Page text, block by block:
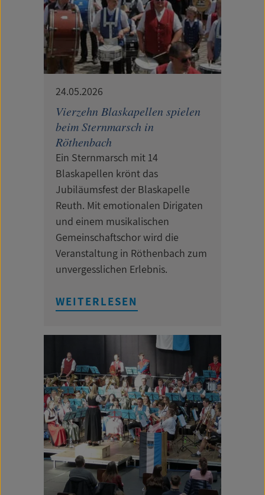
24.05.2026
Vierzehn Blaskapellen spielen
beim Sternmarsch in
Röthenbach
Ein Sternmarsch mit 14
Blaskapellen krönt das
Jubiläumsfest der Blaskapelle
Reuth. Mit emotionalen Dirigaten
und einem musikalischen
Gemeinschaftschor wird die
Veranstaltung in Röthenbach zum
unvergesslichen Erlebnis.
WEITERLESEN